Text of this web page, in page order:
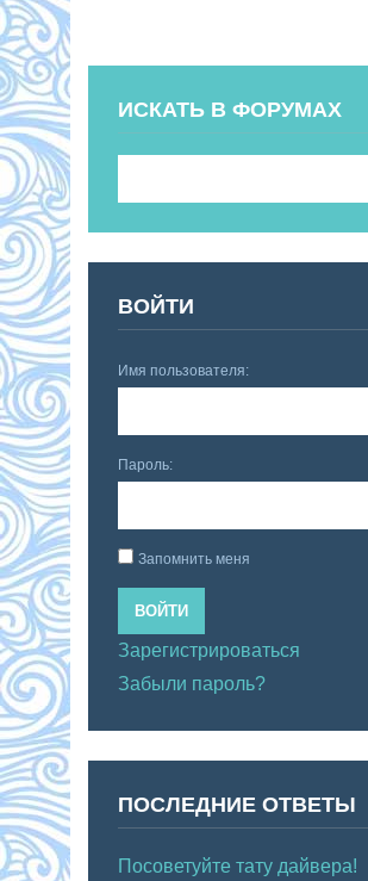
ИСКАТЬ В ФОРУМАХ
ВОЙТИ
Имя пользователя:
Пароль:
Запомнить меня
ВОЙТИ
Зарегистрироваться
Забыли пароль?
ПОСЛЕДНИЕ ОТВЕТЫ
Посоветуйте тату дайвера!